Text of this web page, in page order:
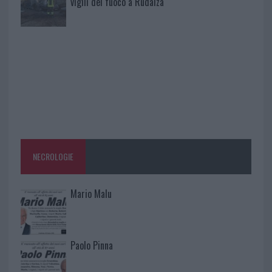
NECROLOGIE
Mario Malu
Paolo Pinna